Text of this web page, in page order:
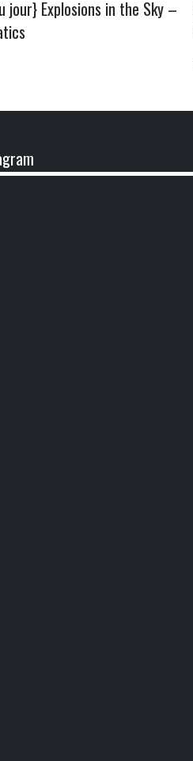
jour} Explosions in the Sky –